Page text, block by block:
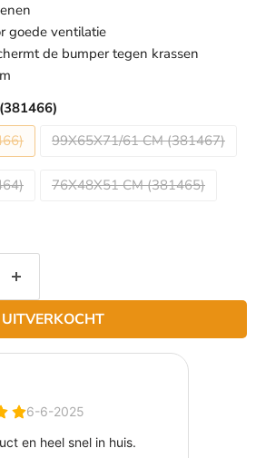
goede ventilatie
de bumper tegen krassen
99X65X71/61 CM (381467)
76X48X51 CM (381465)
UITVERKOCHT